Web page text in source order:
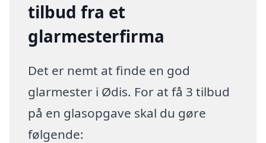
tilbud fra et
glarmesterfirma
Det er nemt at finde en god
glarmester i Ødis. For at få 3 tilbud
på en glasopgave skal du gøre
følgende: